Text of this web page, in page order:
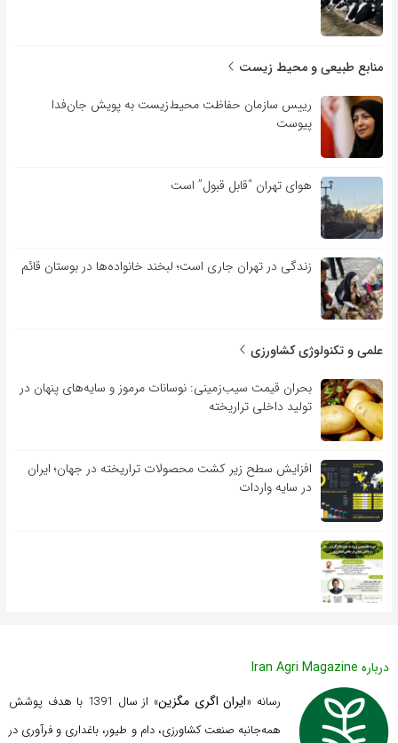
منابع طبیعی و محیط زیست
رییس سازمان حفاظت محیط‌زیست به پویش جان‌فدا
پیوست
هوای تهران “قابل قبول” است
زندگی در تهران جاری است؛ لبخند خانواده‌ها در بوستان قائم
علمی و تکنولوژی کشاورزی
بحران قیمت سیب‌زمینی: نوسانات مرموز و سایه‌های پنهان در
تولید داخلی تراریخته
افزایش سطح زیر کشت محصولات تراریخته در جهان؛ ایران
در سایه واردات
درباره Iran Agri Magazine
رسانه «ایران اگری مگزین
» از سال 1391 با هدف پوشش
همه‌جانبه صنعت کشاورزی، دام و طیور، باغداری و فرآوری در